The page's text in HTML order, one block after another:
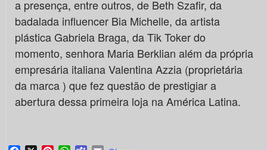
a presença, entre outros, de Beth Szafir, da
badalada influencer Bia Michelle, da artista
plástica Gabriela Braga, da Tik Toker do
momento, senhora Maria Berklian além da própria
empresária italiana Valentina Azzia (proprietária
da marca ) que fez questão de prestigiar a
abertura dessa primeira loja na América Latina.